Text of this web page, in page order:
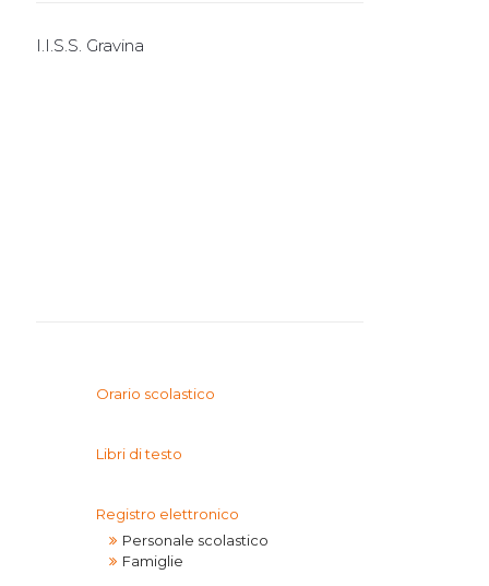
I.I.S.S. Gravina
Orario scolastico
Libri di testo
Registro elettronico
Personale scolastico
Famiglie